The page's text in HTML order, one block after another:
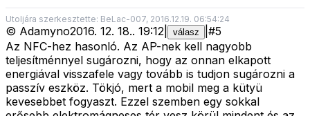
Utoljára szerkesztette: BeLac-007, 2016.12.19. 06:54:24
© Adamyno2016. 12. 18.. 19:12 válasz #5
Az NFC-hez hasonló. Az AP-nek kell nagyobb
teljesítménnyel sugározni, hogy az onnan elkapott
energiával visszafele vagy tovább is tudjon sugározni a
passzív eszköz. Tökjó, mert a mobil meg a kütyü
kevesebbet fogyaszt. Ezzel szemben egy sokkal